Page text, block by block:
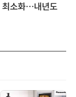
최소화…내년도